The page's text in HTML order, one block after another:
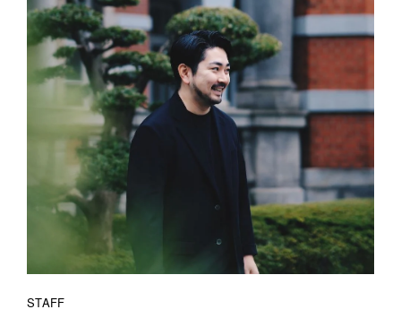
STAFF